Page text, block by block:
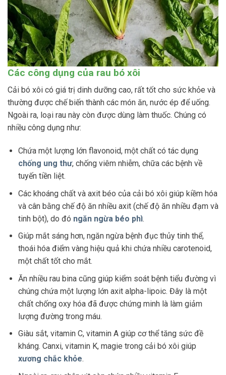
Các công dụng của rau bó xôi
Cải bó xôi có giá trị dinh dưỡng cao, rất tốt cho sức khỏe và
thường được chế biến thành các món ăn, nước ép để uống.
Ngoài ra, loại rau này còn được dùng làm thuốc. Chúng có
nhiều công dụng như:
Chứa một lượng lớn flavonoid, một chất có tác dụng
chống ung thư, chống viêm nhiễm, chữa các bệnh về
tuyến tiền liệt.
Các khoáng chất và axit béo của cải bó xôi giúp kiềm hóa
và cân bằng chế độ ăn nhiều axit (chế độ ăn nhiều đạm và
tinh bột), do đó ngăn ngừa béo phì.
Giúp mắt sáng hơn, ngăn ngừa bệnh đục thủy tinh thể,
thoái hóa điểm vàng hiệu quả khi chứa nhiều carotenoid,
một chất tốt cho mắt.
Ăn nhiều rau bina cũng giúp kiểm soát bệnh tiểu đường vì
chúng chứa một lượng lớn axit alpha-lipoic. Đây là một
chất chống oxy hóa đã được chứng minh là làm giảm
lượng đường trong máu.
Giàu sắt, vitamin C, vitamin A giúp cơ thể tăng sức đề
kháng. Canxi, vitamin K, magie trong cải bó xôi giúp
xương chắc khỏe.